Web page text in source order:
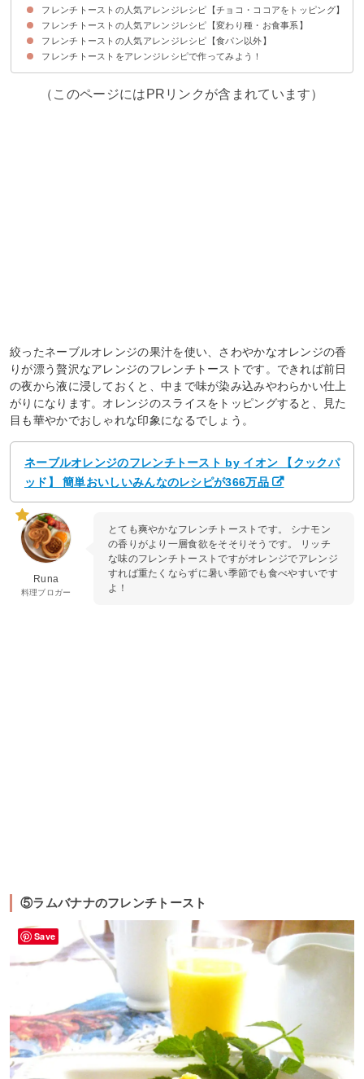
①キウイフルーツのフレンチトースト
②いちごのトッピングフレンチトースト
③いちごとバナナのフレンチトースト
④ネーブルオレンジのフレンチトースト
⑤ラムバナナのフレンチトースト
⑥オレンジフレンチトースト
フレンチトーストの人気アレンジレシピ【チョコ・ココアをトッピング】
①チョコベリーのフレンチトースト
②チョコのフレンチトースト
③スライス生チョコレートのフレンチトースト
④ココアのフレンチトースト
フレンチトーストの人気アレンジレシピ【変わり種・お食事系】
①スティックフレンチトースト
②抹茶フレンチトースト
③コーヒーのフレンチトースト
④黒蜜ときな粉のフレンチトースト
⑤抹茶オレのフレンチトースト
⑥赤ワインと甘酒の大人なフレンチトースト
⑦バジルチーズのフレンチトースト
⑧甘くないチーズフレンチトースト
⑨甘くないフレンチトーストのトマトソースがけ
⑩ツナマヨネーズのフレンチトースト
⑪肉入りフレンチトースト
フレンチトーストの人気アレンジレシピ【食パン以外】
①パン粉のフレンチトースト
②おもちのフレンチトースト
③ベーグルでフレンチトースト
④車麩のフレンチトースト
フレンチトーストをアレンジレシピで作ってみよう！
（このページにはPRリンクが含まれています）
絞ったネーブルオレンジの果汁を使い、さわやかなオレンジの香
りが漂う贅沢なアレンジのフレンチトーストです。できれば前日
の夜から液に浸しておくと、中まで味が染み込みやわらかい仕上
がりになります。オレンジのスライスをトッピングすると、見た
目も華やかでおしゃれな印象になるでしょう。
ネーブルオレンジのフレンチトースト by イオン 【クックパ
ッド】 簡単おいしいみんなのレシピが366万品
Runa
料理ブロガー
とても爽やかなフレンチトーストです。 シナモン
の香りがより一層食欲をそそりそうです。 リッチ
な味のフレンチトーストですがオレンジでアレンジ
すれば重たくならずに暑い季節でも食べやすいです
よ！
⑤ラムバナナのフレンチトースト
Save